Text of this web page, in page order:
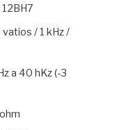
12BH7
/ 1 kHz /
a 40 hKz (-3